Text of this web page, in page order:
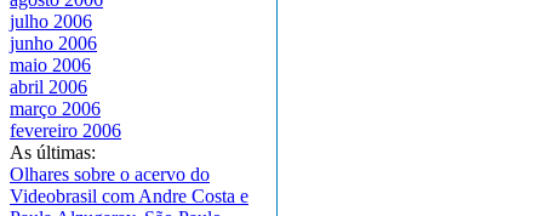
julho 2006
junho 2006
maio 2006
abril 2006
março 2006
fevereiro 2006
As últimas:
Olhares sobre o acervo do
Videobrasil com Andre Costa e